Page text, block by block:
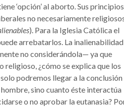
‘opción’ al aborto. Sus principios
no necesariamente
). Para la Iglesia Católica el
arrebatarlos. La inalienabilidad
no considerándola— ya que
religioso, ¿cómo se explica que los
podremos llegar a la conclusión
sino cuanto éste interactúa
o no aprobar la eutanasia?